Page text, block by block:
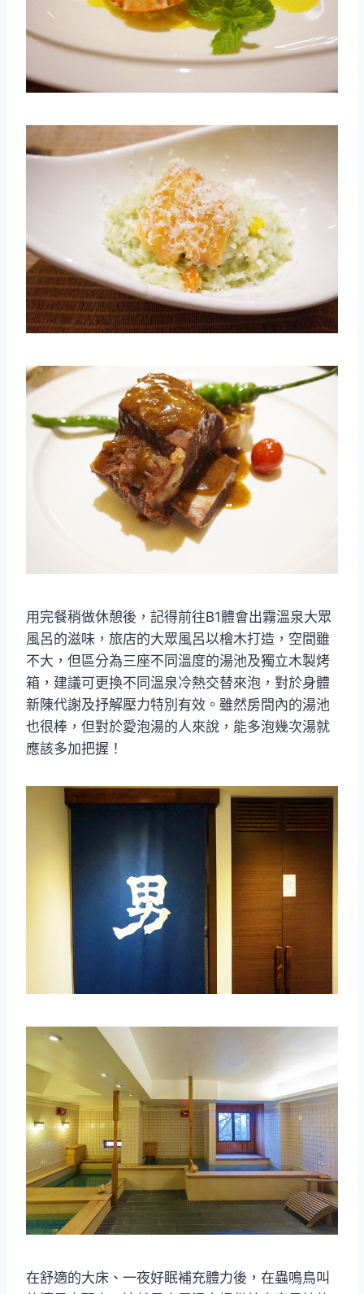
用完餐稍做休憩後，記得前往B1體會出霧溫泉大眾
風呂的滋味，旅店的大眾風呂以檜木打造，空間雖
不大，但區分為三座不同溫度的湯池及獨立木製烤
箱，建議可更換不同溫泉冷熱交替來泡，對於身體
新陳代謝及抒解壓力特別有效。雖然房間內的湯池
也很棒，但對於愛泡湯的人來說，能多泡幾次湯就
應該多加把握！
在舒適的大床、一夜好眠補充體力後，在蟲鳴鳥叫